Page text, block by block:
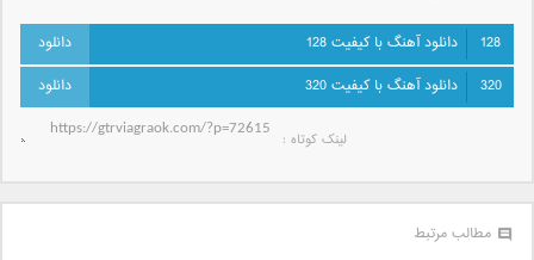
128
دانلود آهنگ با کیفیت 128
320
دانلود آهنگ با کیفیت 320
لینک کوتاه‌ :
مطالب مرتبط